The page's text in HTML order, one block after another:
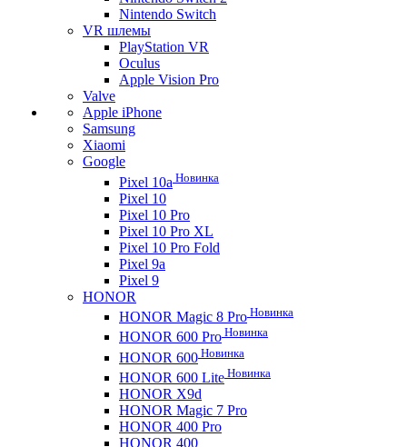
Nintendo Switch
VR шлемы
PlayStation VR
Oculus
Apple Vision Pro
Valve
Apple iPhone
Samsung
Xiaomi
Google
Pixel 10a Новинка
Pixel 10
Pixel 10 Pro
Pixel 10 Pro XL
Pixel 10 Pro Fold
Pixel 9a
Pixel 9
HONOR
HONOR Magic 8 Pro Новинка
HONOR 600 Pro Новинка
HONOR 600 Новинка
HONOR 600 Lite Новинка
HONOR X9d
HONOR Magic 7 Pro
HONOR 400 Pro
HONOR 400